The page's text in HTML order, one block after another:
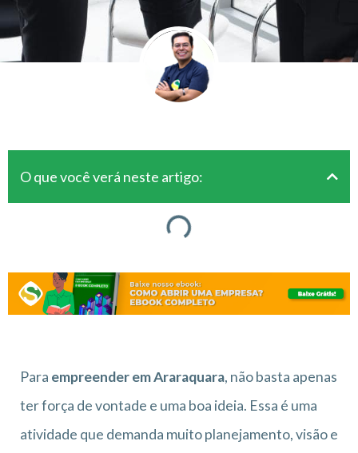
O que você verá neste artigo:
Para empreender em Araraquara, não basta apenas
ter força de vontade e uma boa ideia. Essa é uma
atividade que demanda muito planejamento, visão e